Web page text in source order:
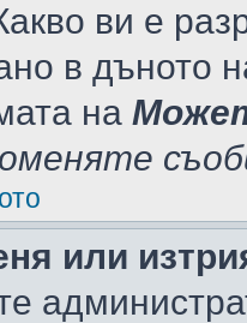
ви е
в дъното
на
или